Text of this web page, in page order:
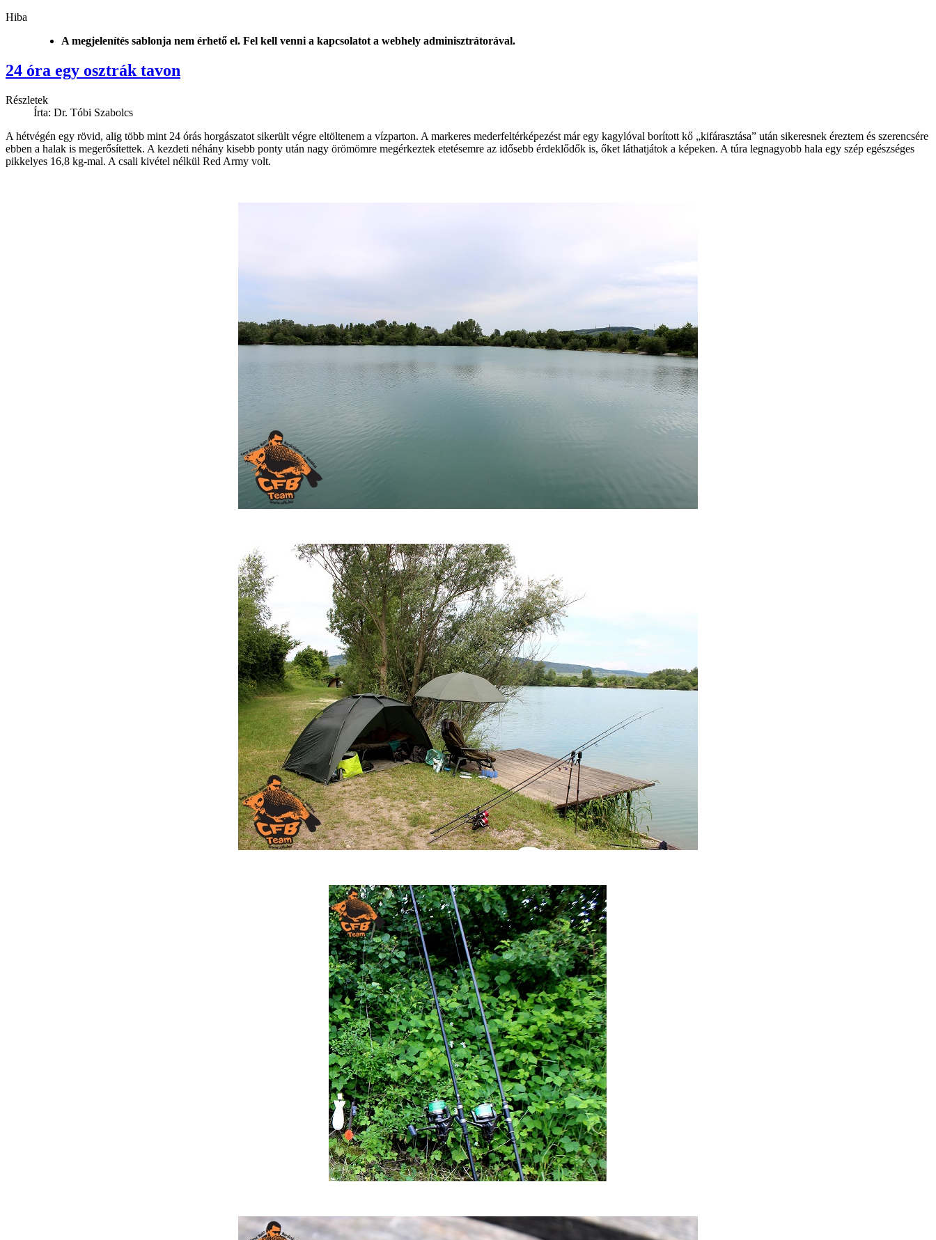
Hiba
A megjelenítés sablonja nem érhető el. Fel kell venni a kapcsolatot a webhely adminisztrátorával.
24 óra egy osztrák tavon
Részletek
Írta: Dr. Tóbi Szabolcs
A hétvégén egy rövid, alig több mint 24 órás horgászatot sikerült végre eltöltenem a vízparton. A markeres mederfeltérképezést már egy kagylóval borított kő „kifárasztása” után sikeresnek éreztem és szerencsére
ebben a halak is megerősítettek. A kezdeti néhány kisebb ponty után nagy örömömre megérkeztek etetésemre az idősebb érdeklődők is, őket láthatjátok a képeken. A túra legnagyobb hala egy szép egészséges
pikkelyes 16,8 kg-mal. A csali kivétel nélkül Red Army volt.